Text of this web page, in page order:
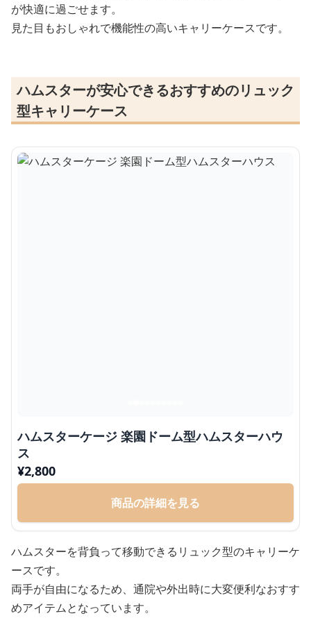
が快適に過ごせます。
見た目もおしゃれで機能性の高いキャリーケースです。
ハムスターが安心できるおすすめのリュック
型キャリーケース
ハムスターケージ 楽園ドーム型ハムスターハウ
ス
¥2,800
商品の詳細を見る
ハムスターを背負って移動できるリュック型のキャリーケ
ースです。
両手が自由になるため、通院や外出時に大変便利なおすす
めアイテムとなっています。